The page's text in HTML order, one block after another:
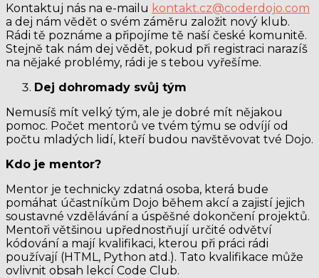
Kontaktuj nás na e-mailu kontakt.cz@coderdojo.com
a dej nám vědět o svém záměru založit nový klub.
Rádi tě poznáme a připojíme tě naší české komunitě.
Stejně tak nám dej vědět, pokud při registraci narazíš
na nějaké problémy, rádi je s tebou vyřešíme.
Dej dohromady svůj tým
Nemusíš mít velký tým, ale je dobré mít nějakou
pomoc. Počet mentorů ve tvém týmu se odvíjí od
počtu mladých lidí, kteří budou navštěvovat tvé Dojo.
Kdo je mentor?
Mentor je technicky zdatná osoba, která bude
pomáhat účastníkům Dojo během akcí a zajistí jejich
soustavné vzdělávání a úspěšné dokončení projektů.
Mentoři většinou upřednostňují určité odvětví
kódování a mají kvalifikaci, kterou při práci rádi
používají (HTML, Python atd.). Tato kvalifikace může
ovlivnit obsah lekcí Code Club.